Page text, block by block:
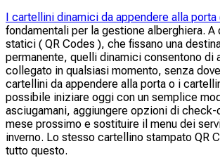
I cartellini dinamici da appendere alla porta
fondamentali per la gestione alberghiera.
statici ( QR Codes ), che fissano una
permanente, quelli dinamici consentono di
collegato in qualsiasi momento, senza
cartellini da appendere alla porta o i
possibile iniziare oggi con un semplice
asciugamani, aggiungere opzioni di
mese prossimo e sostituire il menu dei
inverno. Lo stesso cartellino stampato QR
tutto questo.